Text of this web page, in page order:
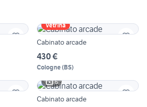
Vetrina
Cabinato arcade
430 €
Cologne(BS)
6
Cabinato arcade